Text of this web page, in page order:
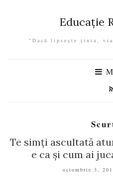
Educație
"Dacă lipseşte ţinta,
Te simți ascultată
e ca și cum ai
octombrie 3,